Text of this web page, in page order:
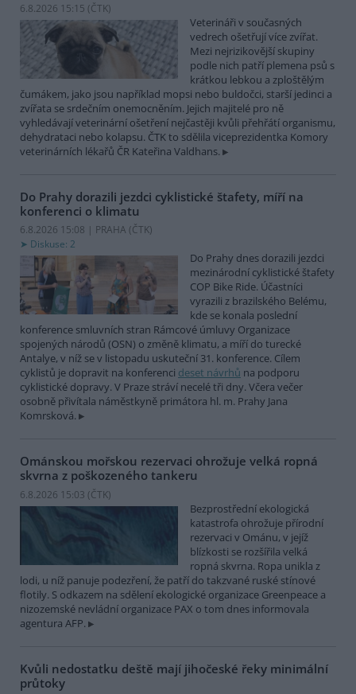
6.8.2026 15:15 (ČTK)
Veterináři v současných
vedrech ošetřují více zvířat.
Mezi nejrizikovější skupiny
podle nich patří plemena psů s
krátkou lebkou a zploštělým
čumákem, jako jsou například mopsi nebo buldočci, starší jedinci a
zvířata se srdečním onemocněním. Jejich majitelé pro ně
vyhledávají veterinární ošetření nejčastěji kvůli přehřátí organismu,
dehydrataci nebo kolapsu. ČTK to sdělila viceprezidentka Komory
veterinárních lékařů ČR Kateřina Valdhans.
Do Prahy dorazili jezdci cyklistické štafety, míří na
konferenci o klimatu
6.8.2026 15:08 | PRAHA (ČTK)
Diskuse: 2
Do Prahy dnes dorazili jezdci
mezinárodní cyklistické štafety
COP Bike Ride. Účastníci
vyrazili z brazilského Belému,
kde se konala poslední
konference smluvních stran Rámcové úmluvy Organizace
spojených národů (OSN) o změně klimatu, a míří do turecké
Antalye, v níž se v listopadu uskuteční 31. konference. Cílem
cyklistů je dopravit na konferenci deset návrhů na podporu
cyklistické dopravy. V Praze stráví necelé tři dny. Včera večer
osobně přivítala náměstkyně primátora hl. m. Prahy Jana
Komrsková.
Ománskou mořskou rezervaci ohrožuje velká ropná
skvrna z poškozeného tankeru
6.8.2026 15:03 (ČTK)
Bezprostřední ekologická
katastrofa ohrožuje přírodní
rezervaci v Ománu, v jejíž
blízkosti se rozšířila velká
ropná skvrna. Ropa unikla z
lodi, u níž panuje podezření, že patří do takzvané ruské stínové
flotily. S odkazem na sdělení ekologické organizace Greenpeace a
nizozemské nevládní organizace PAX o tom dnes informovala
agentura AFP.
Kvůli nedostatku deště mají jihočeské řeky minimální
průtoky